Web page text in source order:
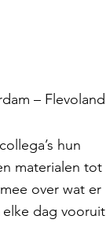
– Flevoland
hun
materialen tot
over wat er
dag vooruit